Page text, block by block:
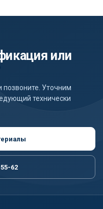
или
позвоните. Уточним
технически
62